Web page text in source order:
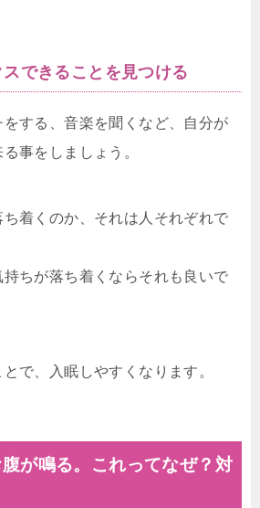
スできることを見つける
する、音楽を聞くなど、自分が
事をしましょう。
着くのか、それは人それぞれで
ちが落ち着くならそれも良いで
で、入眠しやすくなります。
腹が鳴る。これってなぜ？対